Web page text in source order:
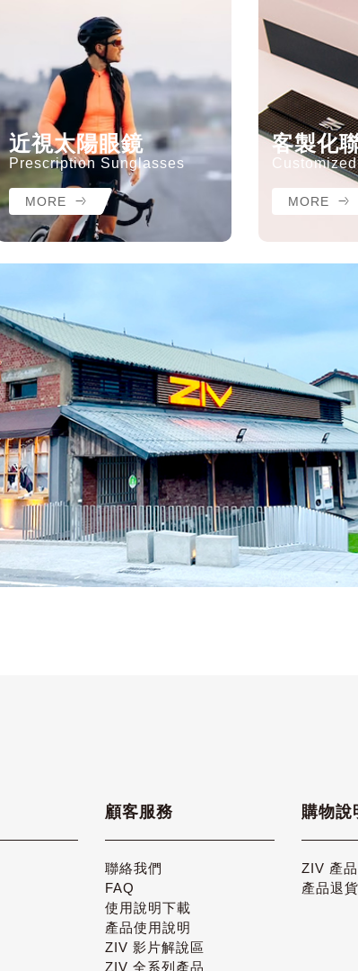
近視太陽眼鏡
Prescription Sunglasses
MORE
客製化
Customized
MORE
顧客服務
聯絡我們
FAQ
使用說明下載
產品使用說明
ZIV 影片解說區
ZIV 全系列產品
購物說
ZIV 產
產品退